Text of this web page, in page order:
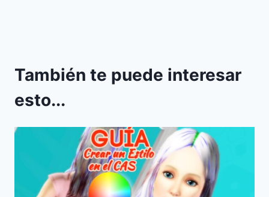
También te puede interesar
esto...